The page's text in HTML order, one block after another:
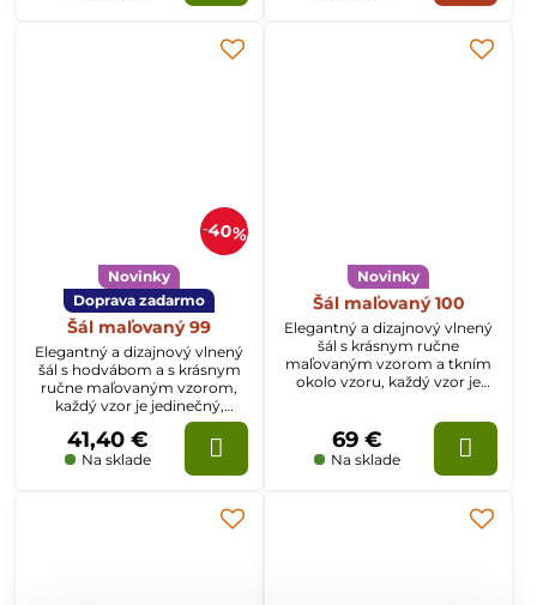
40%
Novinky
Doprava zadarmo
Šál maľovaný 99
Elegantný a dizajnový vlnený
šál s hodvábom a s krásnym
ručne maľovaným vzorom,
každý vzor je jedinečný,
rozmer šálu je 70x200cm
Na sklade
41,40 €
Novinky
Šál maľovaný 100
Elegantný a dizajnový vlnený
šál s krásnym ručne
maľovaným vzorom a tkním
okolo vzoru, každý vzor je
Na sklade
69 €